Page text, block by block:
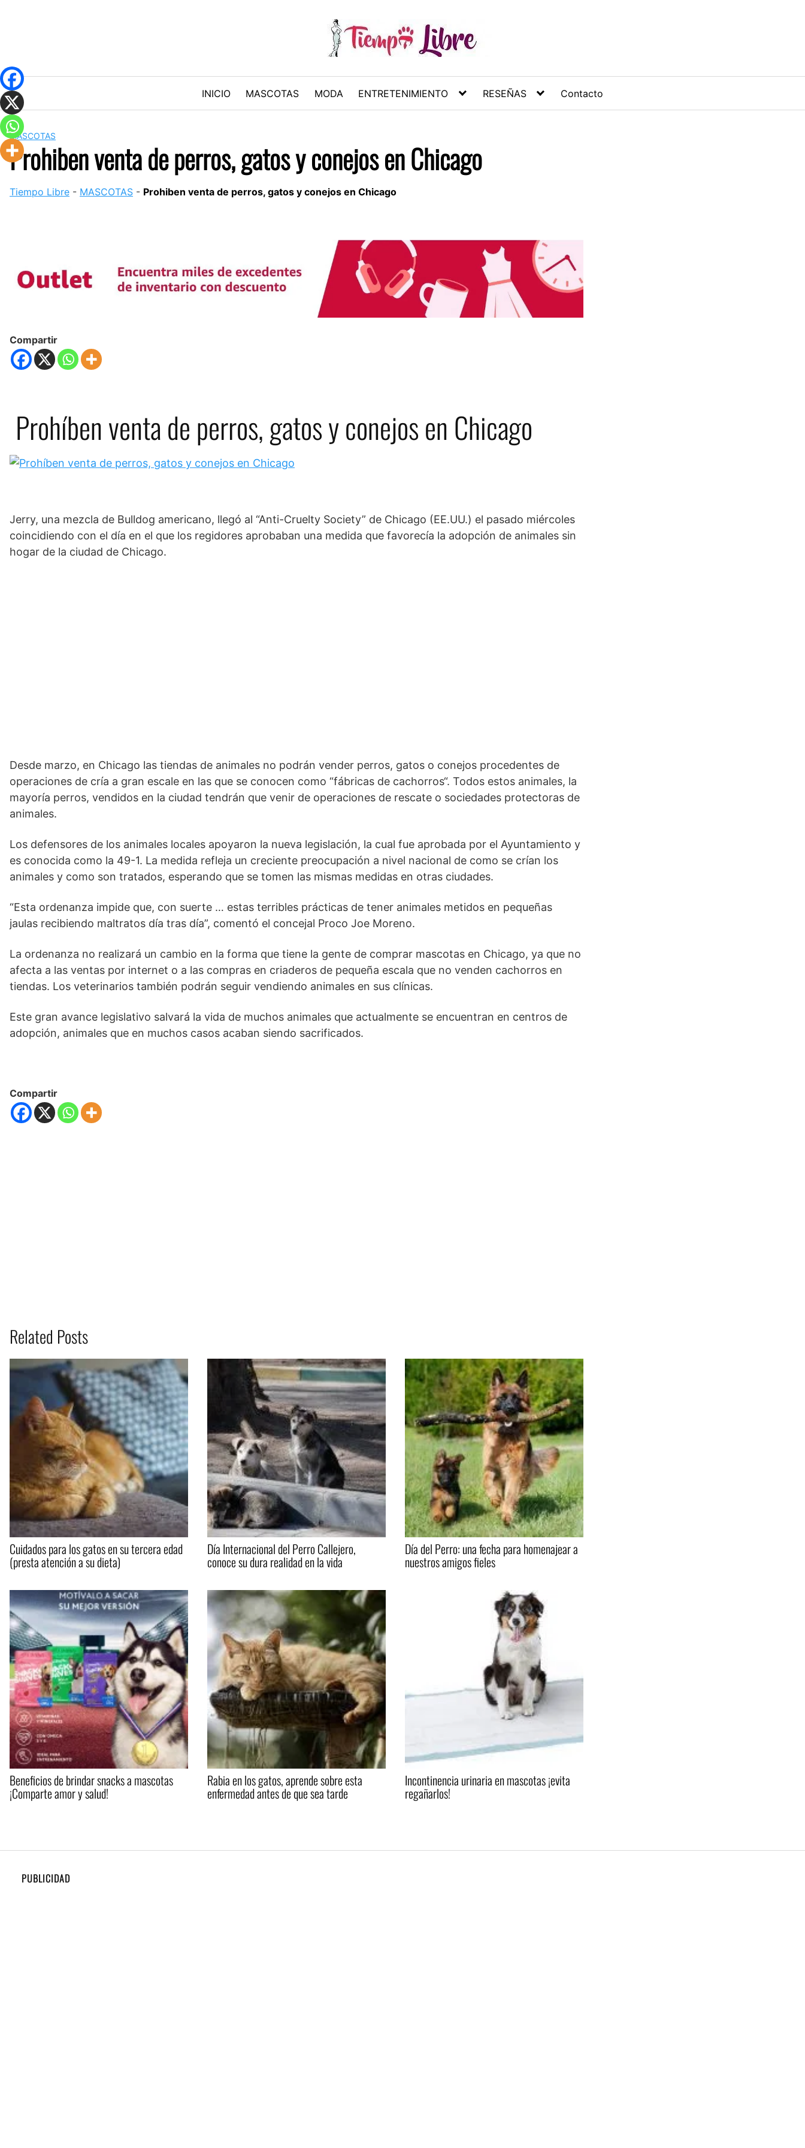
INICIO MASCOTAS MODA ENTRETENIMIENTO RESEÑAS Contacto
MASCOTAS
Prohiben venta de perros, gatos y conejos en Chicago
Tiempo Libre - MASCOTAS - Prohiben venta de perros, gatos y conejos en Chicago
Compartir
Prohíben venta de perros, gatos y conejos en Chicago
Jerry, una mezcla de Bulldog americano, llegó al “Anti-Cruelty Society” de Chicago (EE.UU.) el pasado miércoles
coincidiendo con el día en el que los regidores aprobaban una medida que favorecía la adopción de animales sin
hogar de la ciudad de Chicago.
Desde marzo, en Chicago las tiendas de animales no podrán vender perros, gatos o conejos procedentes de
operaciones de cría a gran escale en las que se conocen como “fábricas de cachorros“. Todos estos animales, la
mayoría perros, vendidos en la ciudad tendrán que venir de operaciones de rescate o sociedades protectoras de
animales.
Los defensores de los animales locales apoyaron la nueva legislación, la cual fue aprobada por el Ayuntamiento y
es conocida como la 49-1. La medida refleja un creciente preocupación a nivel nacional de como se crían los
animales y como son tratados, esperando que se tomen las mismas medidas en otras ciudades.
“Esta ordenanza impide que, con suerte … estas terribles prácticas de tener animales metidos en pequeñas
jaulas recibiendo maltratos día tras día”, comentó el concejal Proco Joe Moreno.
La ordenanza no realizará un cambio en la forma que tiene la gente de comprar mascotas en Chicago, ya que no
afecta a las ventas por internet o a las compras en criaderos de pequeña escala que no venden cachorros en
tiendas. Los veterinarios también podrán seguir vendiendo animales en sus clínicas.
Este gran avance legislativo salvará la vida de muchos animales que actualmente se encuentran en centros de
adopción, animales que en muchos casos acaban siendo sacrificados.
Compartir
Related Posts
Cuidados para los gatos en su tercera edad
(presta atención a su dieta)
Día Internacional del Perro Callejero,
conoce su dura realidad en la vida
Día del Perro: una fecha para homenajear a
nuestros amigos fieles
Beneficios de brindar snacks a mascotas
¡Comparte amor y salud!
Rabia en los gatos, aprende sobre esta
enfermedad antes de que sea tarde
Incontinencia urinaria en mascotas ¡evita
regañarlos!
PUBLICIDAD